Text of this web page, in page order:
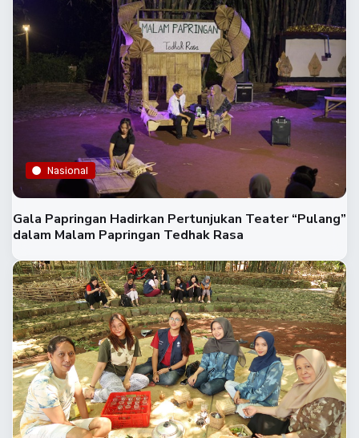
Nasional
Gala Papringan Hadirkan Pertunjukan Teater “Pulang”
dalam Malam Papringan Tedhak Rasa